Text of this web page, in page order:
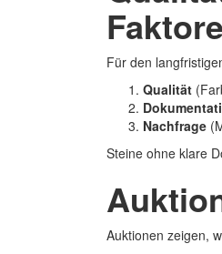
Für den
Qualität
Nachfrage
Steine ohne klare
Auktionen zeigen,